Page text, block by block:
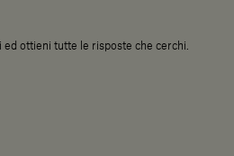
ottieni tutte le risposte che cerchi.